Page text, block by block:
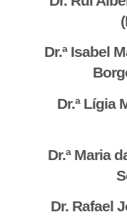
Dr.ª Isabel
Dr.ª Lígia
Dr.ª Maria
Dr. Rafael